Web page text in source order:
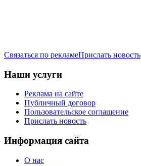
Связаться по рекламеПрислать новость
Наши услуги
Реклама на сайте
Публичный договор
Пользовательское соглашение
Прислать новость
Информация сайта
О нас